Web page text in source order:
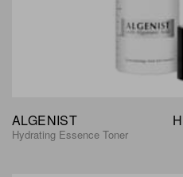
ALGENIST
Hydrating Essence Toner